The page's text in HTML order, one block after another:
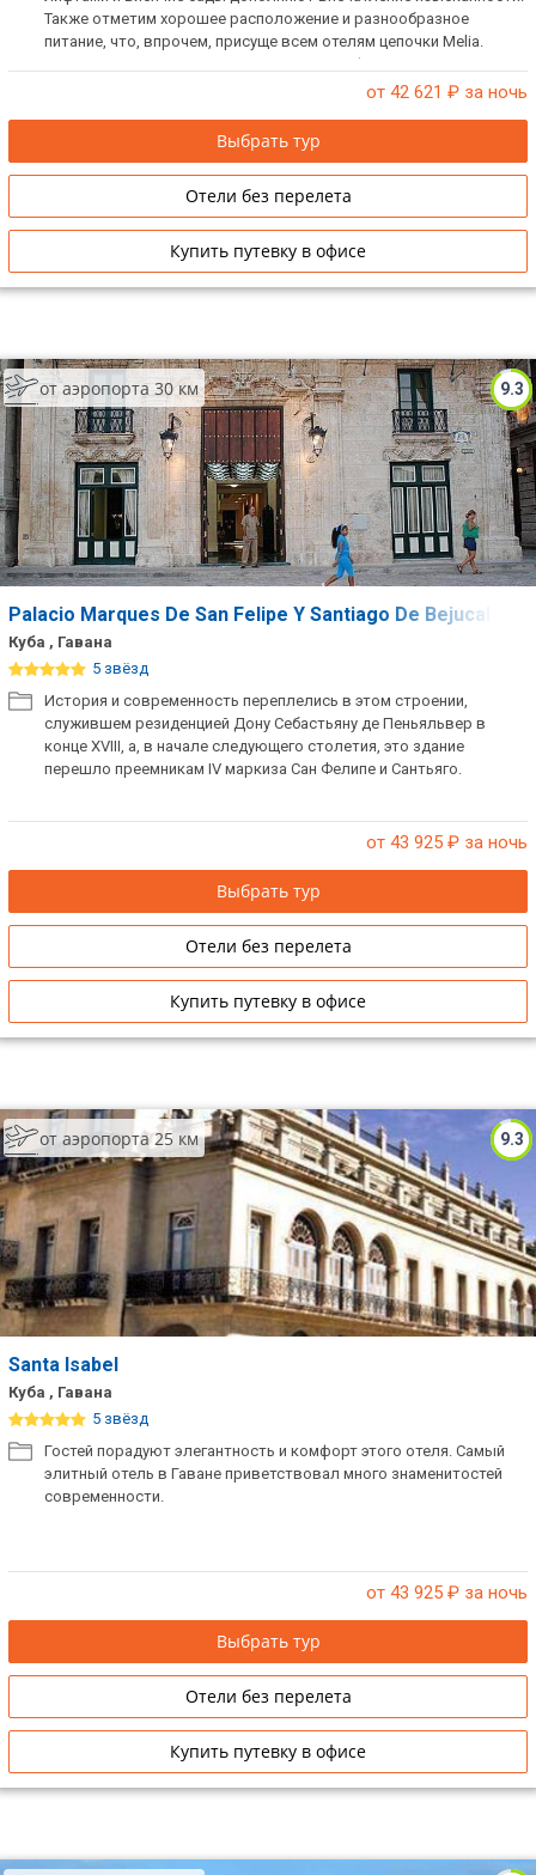
Также отметим хорошее расположение и разнообразное
питание, что, впрочем, присуще всем отелям цепочки Melia.
Прекрасный вариант для проведения конференций и активного
от 42 621 ₽ за ночь
Выбрать тур
Отели без перелета
Купить путевку в офисе
9.3
от аэропорта 30 км
Palacio Marques De San Felipe Y Santiago De Bejucal
Куба , Гавана
5 звёзд
История и современность переплелись в этом строении,
служившем резиденцией Дону Себастьяну де Пеньяльвер в
конце XVIII, а, в начале следующего столетия, это здание
перешло преемникам IV маркиза Сан Фелипе и Сантьяго.
от 43 925 ₽ за ночь
Выбрать тур
Отели без перелета
Купить путевку в офисе
9.3
от аэропорта 25 км
Santa Isabel
Куба , Гавана
5 звёзд
Гостей порадуют элегантность и комфорт этого отеля. Самый
элитный отель в Гаване приветствовал много знаменитостей
современности.
от 43 925 ₽ за ночь
Выбрать тур
Отели без перелета
Купить путевку в офисе